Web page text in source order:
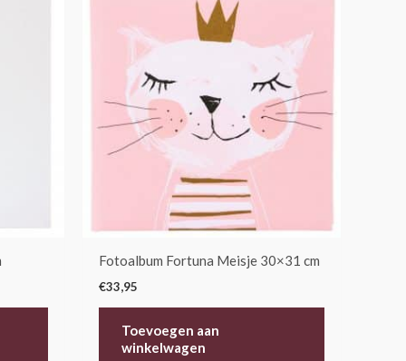
Fotoalbum Fortuna Meisje 30×31 cm
€33,95
Toevoegen aan
winkelwagen